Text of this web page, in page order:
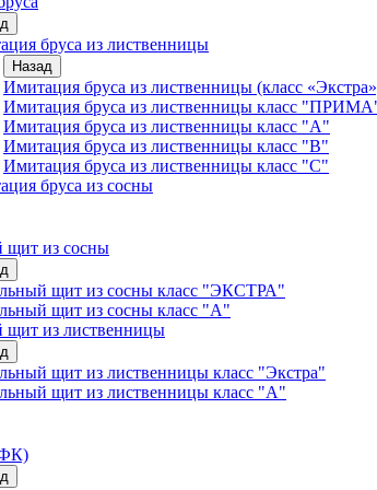
бруса из лиственницы
Назад
Имитация бруса из лиственницы (класс
Имитация бруса из лиственницы класс
Имитация бруса из лиственницы класс "А"
Имитация бруса из лиственницы класс "B"
Имитация бруса из лиственницы класс "C"
бруса из сосны
щит из сосны
щит из сосны класс "ЭКСТРА"
щит из сосны класс "А"
щит из лиственницы
щит из лиственницы класс "Экстра"
щит из лиственницы класс "А"